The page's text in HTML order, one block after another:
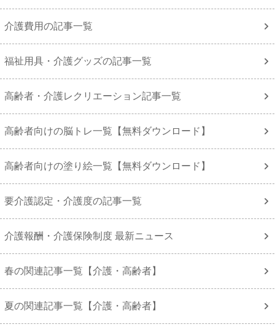
介護費用の記事一覧
福祉用具・介護グッズの記事一覧
高齢者・介護レクリエーション記事一覧
高齢者向けの脳トレ一覧【無料ダウンロード】
高齢者向けの塗り絵一覧【無料ダウンロード】
要介護認定・介護度の記事一覧
介護報酬・介護保険制度 最新ニュース
春の関連記事一覧【介護・高齢者】
夏の関連記事一覧【介護・高齢者】